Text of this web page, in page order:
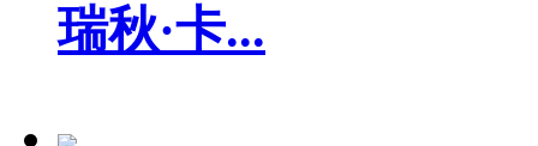
瑞秋·卡...